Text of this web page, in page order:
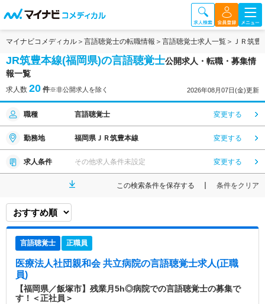
マイナビコメディカル 言語聴覚士の転職情報 言語聴覚士求人一覧 ＪＲ筑豊
JR筑豊本線(福岡県)の言語聴覚士公開求人・転職・募集情
報一覧
求人数 20 件※非公開求人を除く 2026年08月07日(金)更新
職種 言語聴覚士 変更する
勤務地 福岡県ＪＲ筑豊本線 変更する
求人条件 その他求人条件未設定 変更する
この検索条件を保存する 条件をクリア
言語聴覚士 正職員
医療法人社団親和会 共立病院の言語聴覚士求人(正職
員)
【福岡県／飯塚市】残業月5h◎病院での言語聴覚士の募集で
す！＜正社員＞